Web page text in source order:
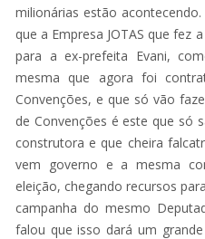
milionárias estão
que a Empresa JOTAS que fez
para a ex-prefeita Evani,
mesma que agora foi
Convenções, e que só vão
de Convenções é este que só
construtora e que cheira
vem governo e a mesma
eleição, chegando recursos
campanha do mesmo
falou que isso dará um